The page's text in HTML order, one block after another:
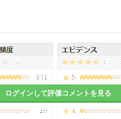
［これらの症状が悪化するお
患者［食欲不振、腹痛、下痢等
る患者［副作用があらわれや
ログインして評価コメントを見る